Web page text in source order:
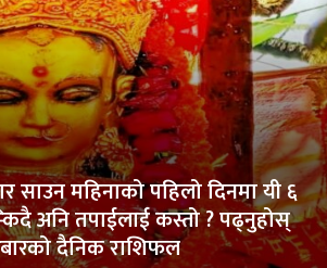
साउन महिनाको पहिलो दिनमा यी ६
अनि तपाईलाई कस्तो ? पढ्नुहोस्
दैनिक राशिफल